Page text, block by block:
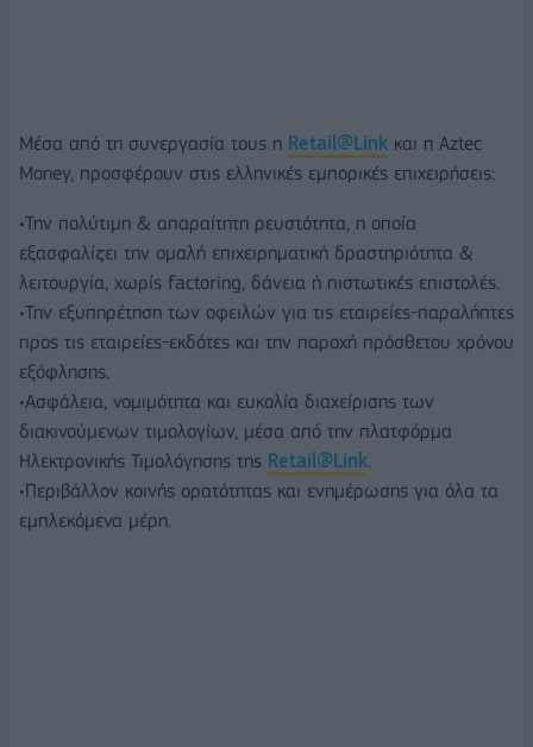
Μέσα από τη συνεργασία τους η Retail@Link και η Aztec
Money, προσφέρουν στις ελληνικές εμπορικές επιχειρήσεις:
•Την πολύτιμη & απαραίτητη ρευστότητα, η οποία
εξασφαλίζει την ομαλή επιχειρηματική δραστηριότητα &
λειτουργία, χωρίς factoring, δάνεια ή πιστωτικές επιστολές.
•Την εξυπηρέτηση των οφειλών για τις εταιρείες-παραλήπτες
προς τις εταιρείες-εκδότες και την παροχή πρόσθετου χρόνου
εξόφλησης.
•Ασφάλεια, νομιμότητα και ευκολία διαχείρισης των
διακινούμενων τιμολογίων, μέσα από την πλατφόρμα
Ηλεκτρονικής Τιμολόγησης της Retail@Link.
•Περιβάλλον κοινής ορατότητας και ενημέρωσης για όλα τα
εμπλεκόμενα μέρη.